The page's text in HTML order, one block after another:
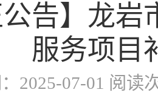
公告】龙
服务项目
：2025-07-01 阅读